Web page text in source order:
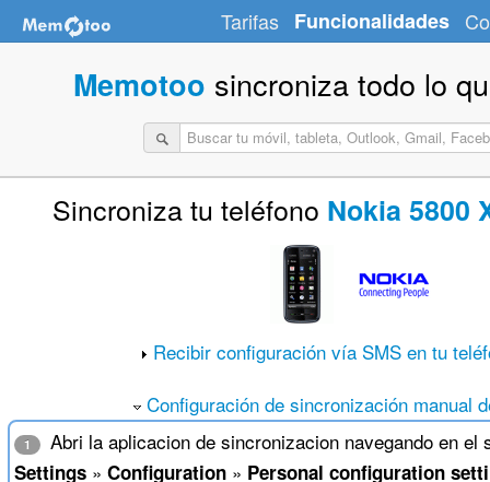
Tarifas Funcionalidades
Memotoo sincroniza todo lo
Sincroniza tu teléfono Nokia 5800
Recibir configuración vía SMS en tu
Configuración de sincronización manual
1 Abri la aplicacion de sincronizacion navegando en el
Settings» Configuration» Personal configuration